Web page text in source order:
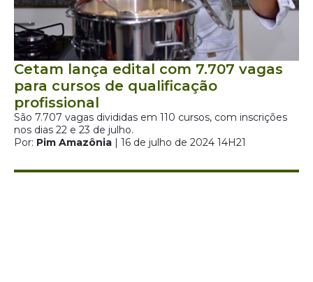
Cetam lança edital com 7.707 vagas
para cursos de qualificação
profissional
São 7.707 vagas divididas em 110 cursos, com inscrições
nos dias 22 e 23 de julho.
Por: Pim Amazônia | 16 de julho de 2024 14H21